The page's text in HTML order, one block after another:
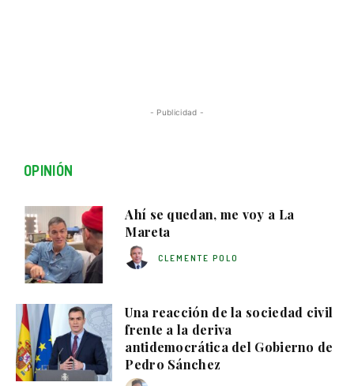
- Publicidad -
OPINIÓN
Ahí se quedan, me voy a La
Mareta
CLEMENTE POLO
Una reacción de la sociedad civil
frente a la deriva
antidemocrática del Gobierno de
Pedro Sánchez